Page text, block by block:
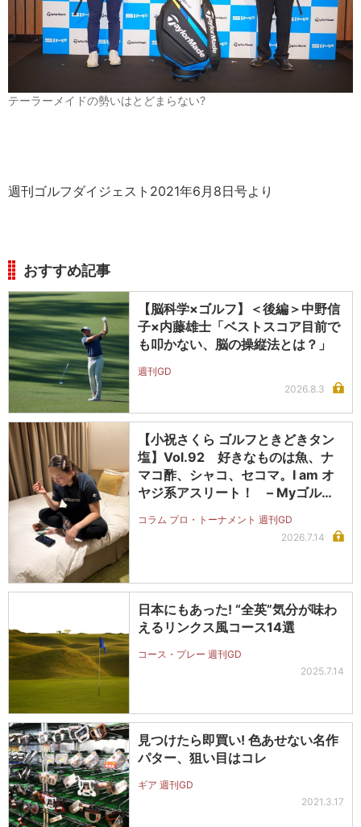
テーラーメイドの勢いはとどまらない?
週刊ゴルフダイジェスト2021年6月8日号より
おすすめ記事
【脳科学×ゴルフ】＜後編＞中野信
子×内藤雄士「ベストスコア目前で
も叩かない、脳の操縦法とは？」
週刊GD
2026.8.3
【小祝さくら ゴルフときどきタン
塩】Vol.92 好きなものは魚、ナ
マコ酢、シャコ、セコマ。I am オ
ヤジ系アスリート！ – Myゴルフ
コラム プロ・トーナメント 週刊GD
2026.7.14
日本にもあった! “全英”気分が味わ
えるリンクス風コース14選
コース・プレー 週刊GD
2025.7.14
見つけたら即買い! 色あせない名作
パター、狙い目はコレ
ギア 週刊GD
2021.3.17